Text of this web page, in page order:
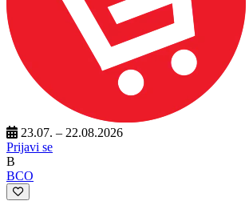
23.07. – 22.08.2026
Prijavi se
B
BCO